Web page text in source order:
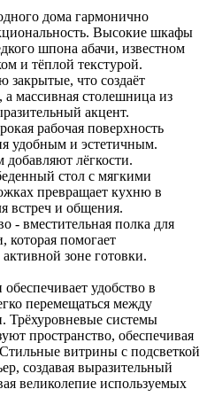
дома гармонично
Высокие шкафы
шпона абачи, известном
и тёплой текстурой.
закрытые, что создаёт
массивная столешница из
акцент.
рабочая поверхность
удобным и эстетичным.
лёгкости.
стол с мягкими
превращает кухню в
встреч и общения.
- вместительная полка для
которая помогает
зоне готовки.
удобство в
перемещаться между
Трёхуровневые системы
пространство, обеспечивая
витрины с подсветкой
создавая выразительный
великолепие используемых